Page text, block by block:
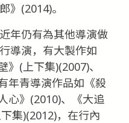
》(2014)。
年仍有為其他導演做
導演，有大製作如
》(上下集)(2007)、
年青導演作品如《殺
心》(2010)、《大追
集)(2012)，在行內